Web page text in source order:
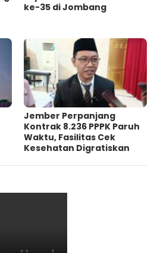
ke-35 di Jombang
Jember Perpanjang
Kontrak 8.236 PPPK Paruh
Waktu, Fasilitas Cek
Kesehatan Digratiskan